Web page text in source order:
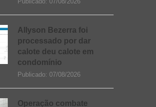
Allyson Bezerra foi
processado por dar
calote deu calote em
condomínio
Publicado: 07/08/2026
Operação combate